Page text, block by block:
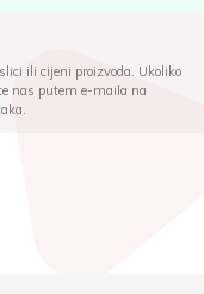
ili cijeni proizvoda. Ukoliko
nas putem e-maila na